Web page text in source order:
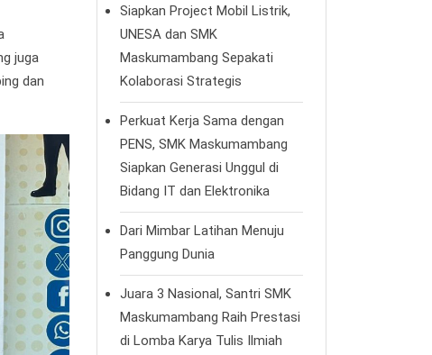
juga
dan
Siapkan Project Mobil Listrik,
UNESA dan SMK
Maskumambang Sepakati
Kolaborasi Strategis
Perkuat Kerja Sama dengan
PENS, SMK Maskumambang
Siapkan Generasi Unggul di
Bidang IT dan Elektronika
Dari Mimbar Latihan Menuju
Panggung Dunia
Juara 3 Nasional, Santri SMK
Maskumambang Raih Prestasi
di Lomba Karya Tulis Ilmiah